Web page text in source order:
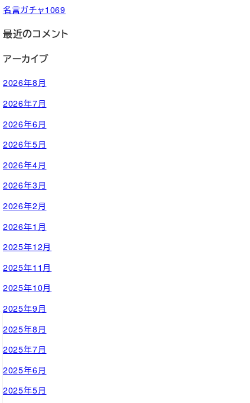
名言ガチャ1069
最近のコメント
アーカイブ
2026年8月
2026年7月
2026年6月
2026年5月
2026年4月
2026年3月
2026年2月
2026年1月
2025年12月
2025年11月
2025年10月
2025年9月
2025年8月
2025年7月
2025年6月
2025年5月